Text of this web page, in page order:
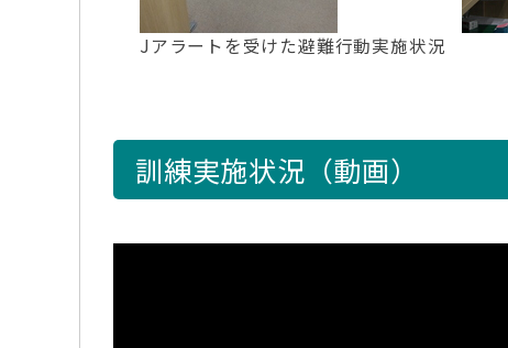
Jアラートを受けた避難行動実施状況
訓練実施状況（動画）